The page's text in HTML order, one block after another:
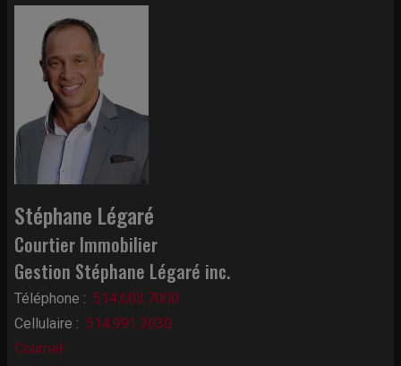
Stéphane Légaré
Courtier Immobilier
Gestion Stéphane Légaré inc.
Téléphone : 514.603.7000
Cellulaire : 514.991.3030
Courriel